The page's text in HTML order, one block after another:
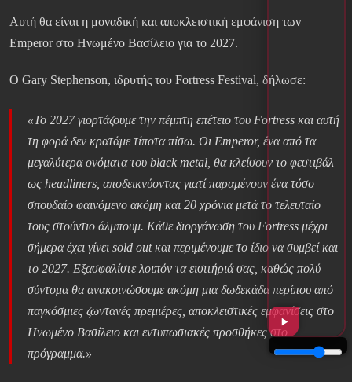
Αυτή θα είναι η μοναδική και αποκλειστική εμφάνιση των
Emperor στο Ηνωμένο Βασίλειο για το 2027.
Ο Gary Stephenson, ιδρυτής του Fortress Festival, δήλωσε:
«Το 2027 γιορτάζουμε την πέμπτη επέτειο του Fortress και αυτή
τη φορά δεν κρατάμε τίποτα πίσω. Οι Emperor, ένα από τα
μεγαλύτερα ονόματα του black metal, θα κλείσουν το φεστιβάλ
ως headliners, αποδεικνύοντας γιατί παραμένουν ένα τόσο
σπουδαίο φαινόμενο ακόμη και 20 χρόνια μετά το τελευταίο
τους στούντιο άλμπουμ. Κάθε διοργάνωση του Fortress μέχρι
σήμερα έχει γίνει sold out και περιμένουμε το ίδιο να συμβεί και
το 2027. Εξασφαλίστε λοιπόν τα εισιτήριά σας, καθώς πολύ
σύντομα θα ανακοινώσουμε ακόμη μια δωδεκάδα περίπου από
παγκόσμιες ζωντανές πρεμιέρες, αποκλειστικές εμφανίσεις στο
Ηνωμένο Βασίλειο και εντυπωσιακές προσθήκες στο
πρόγραμμα.»